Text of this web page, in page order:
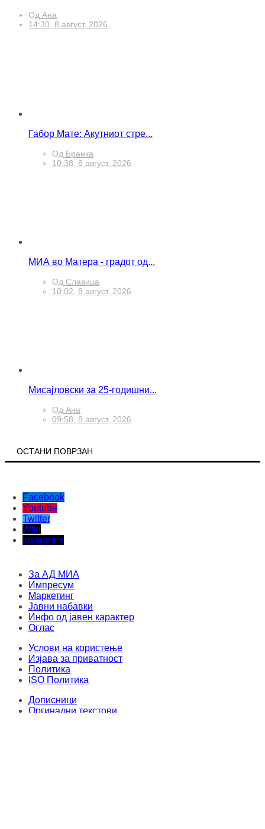
Од Ана
14:30, 8 август, 2026
Габор Мате: Акутниот стре...
Од Бранка
10:38, 8 август, 2026
МИА во Матера - градот од...
Од Славица
10:02, 8 август, 2026
Мисајловски за 25-годишни...
Од Ана
09:58, 8 август, 2026
ОСТАНИ ПОВРЗАН
Facebook
Youtube
Twitter
Wiki
Instagram
За АД МИА
Импресум
Маркетинг
Јавни набавки
Инфо од јавен карактер
Оглас
Услови на користење
Изјава за приватност
Политика
ISO Политика
Дописници
Оргинални текстови